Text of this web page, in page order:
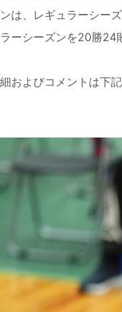
は、レギュラーシー
ーシーズンを20勝24
およびコメントは下記